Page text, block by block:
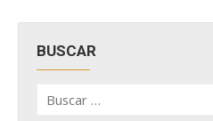
BUSCAR
por: